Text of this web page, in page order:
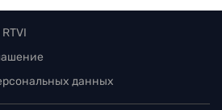
данных